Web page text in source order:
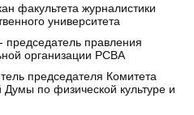
факультета журналистики
университета
правления
организации РСВА
председателя Комитета
Думы по физической культуре и